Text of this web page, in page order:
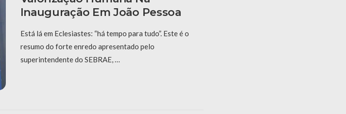
Inauguração Em João Pessoa
Está lá em Eclesiastes: “há tempo para tudo”. Este é o
resumo do forte enredo apresentado pelo
superintendente do SEBRAE, …